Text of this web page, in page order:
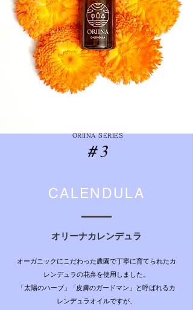
ORIINA SERIES
＃3
CALENDULA
オリーナカレンデュラ
オーガニックにこだわった農園で丁寧に育てられたカ
レンデュラの花弁を使用しました。
「太陽のハーブ 」「皮膚のガードマン」と呼ばれるカ
レンデュラオイルですが、